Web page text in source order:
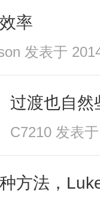
率
发表于
过渡也自然
C7210 发表
方法，